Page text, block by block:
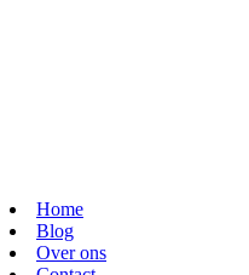
Home
Blog
Over ons